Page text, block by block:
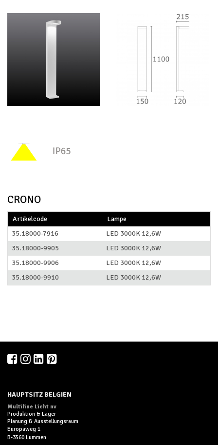
CRONO
Artikelcode
Lampe
35.18000-7916
LED 3000K 12,6W
35.18000-9905
LED 3000K 12,6W
35.18000-9906
LED 3000K 12,6W
35.18000-9910
LED 3000K 12,6W
HAUPTSITZ BELGIEN
Multiline Licht nv
Produktion & Lager
Planung & Ausstellungsraum
Europaweg 1
B-3560 Lummen